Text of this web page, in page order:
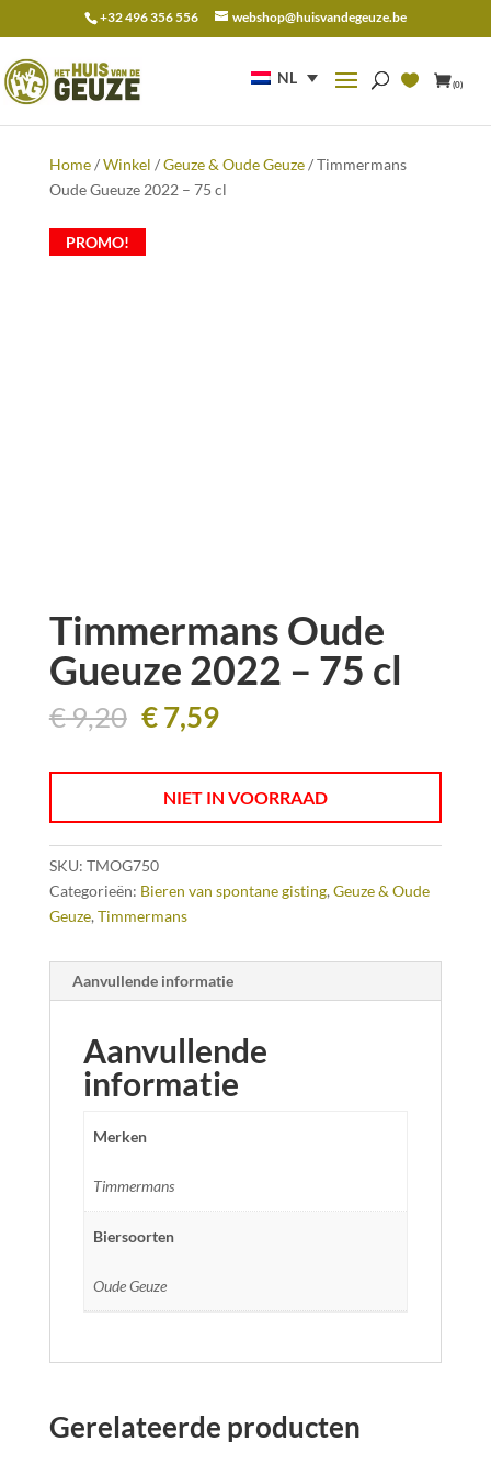
+32 496 356 556 webshop@huisvandegeuze.be
NL (0)
naar:
Home/Winkel /Geuze & Oude Geuze/ Timmermans
Oude Gueuze 2022 – 75 cl
PROMO!
Timmermans Oude
Gueuze 2022 – 75 cl
€9,20 Oorspronkelijke
prijs
was:
€ 9,20.
€7,59Huidige
is:
€ 7,59.
NIET IN VOORRAAD
SKU: TMOG750
Categorieën: Bieren van spontane gisting, Geuze & Oude
Geuze, Timmermans
Aanvullende informatie
Aanvullende
informatie
Merken
Timmermans
Biersoorten
Oude Geuze
Gerelateerde producten